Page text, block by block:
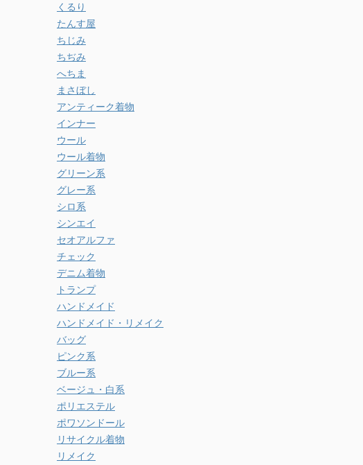
くるり
たんす屋
ちじみ
ちぢみ
へちま
まさぼし
アンティーク着物
インナー
ウール
ウール着物
グリーン系
グレー系
シロ系
シンエイ
セオアルファ
チェック
デニム着物
トランプ
ハンドメイド
ハンドメイド・リメイク
バッグ
ピンク系
ブルー系
ベージュ・白系
ポリエステル
ポワソンドール
リサイクル着物
リメイク